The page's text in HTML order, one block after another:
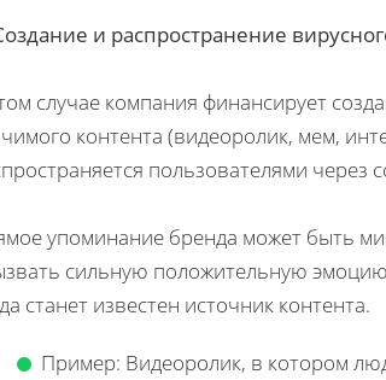
и распространение
случае компания финансирует
контента (видеоролик, мем,
пользователями через
упоминание бренда может быть
сильную положительную
станет известен источник контента.
Пример: Видеоролик, в котором